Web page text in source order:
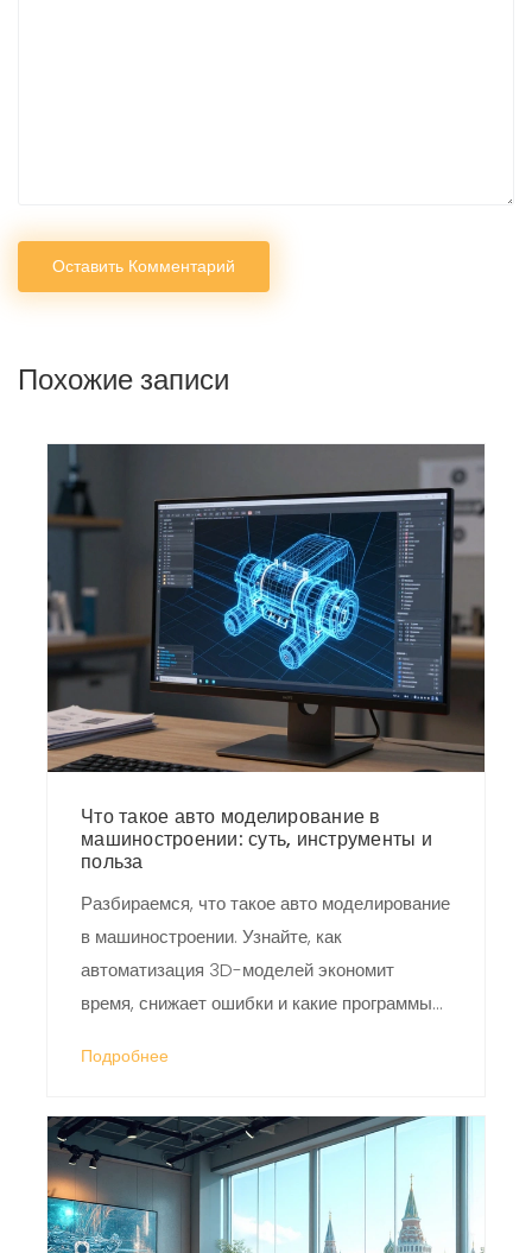
Оставить Комментарий
Похожие записи
Что такое авто моделирование в
машиностроении: суть, инструменты и
польза
Разбираемся, что такое авто моделирование
в машиностроении. Узнайте, как
автоматизация 3D-моделей экономит
время, снижает ошибки и какие программы
Подробнее